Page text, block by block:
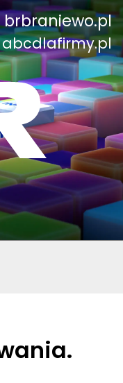
brbraniewo.pl
abcdlafirmy.pl